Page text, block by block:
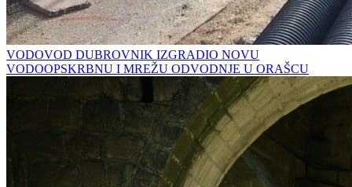
VODOVOD DUBROVNIK IZGRADIO NOVU
VODOOPSKRBNU I MREŽU ODVODNJE U ORAŠCU